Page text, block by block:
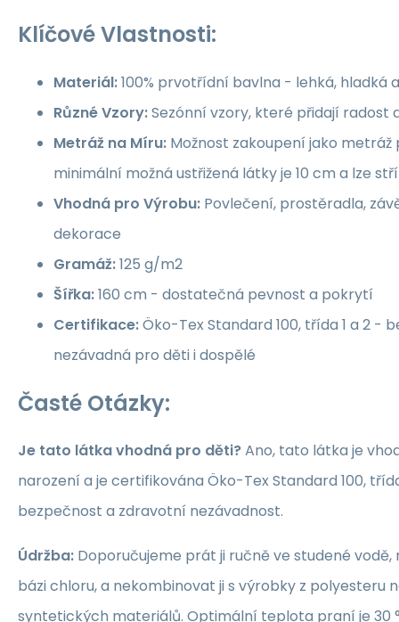
Klíčové Vlastnosti:
Materiál:100% prvotřídní bavlna - lehká, hladká
Různé Vzory:Sezónní vzory, které přidají radost
Metráž na Míru: Možnost zakoupení jako
minimální možná ustřižená látky je 10 cm a lze
Vhodná pro Výrobu: Povlečení, prostěradla,
dekorace
Gramáž:125 g/m2
Šířka:160 cm - dostatečná pevnost a pokrytí
Certifikace:Öko-Tex Standard 100, třída 1 a 2 -
nezávadná pro děti i dospělé
Časté Otázky:
Je tato látka vhodná pro děti?Ano, tato látka je
narození a je certifikována Öko-Tex Standard 100,
bezpečnost a zdravotní nezávadnost.
Údržba: Doporučujeme prát ji ručně ve studené
bázi chloru, a nekombinovat ji s výrobky z polyesteru
syntetických materiálů. Optimální teplota praní je 30